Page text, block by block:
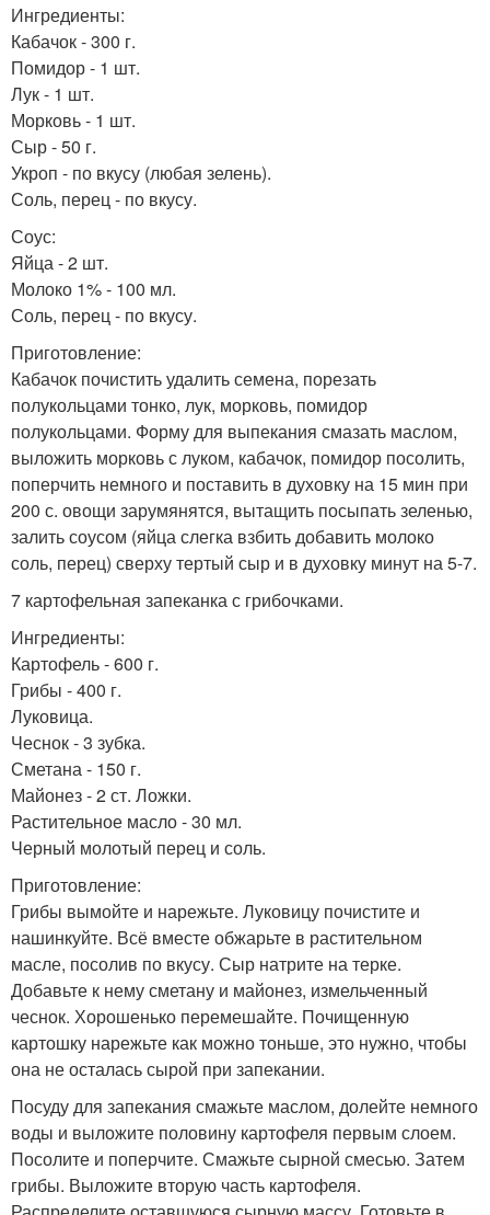
Ингредиенты:
Кабачок - 300 г.
Помидор - 1 шт.
Лук - 1 шт.
Морковь - 1 шт.
Сыр - 50 г.
Укроп - по вкусу (любая зелень).
Соль, перец - по вкусу.
Соус:
Яйца - 2 шт.
Молоко 1% - 100 мл.
Соль, перец - по вкусу.
Приготовление:
Кабачок почистить удалить семена, порезать
полукольцами тонко, лук, морковь, помидор
полукольцами. Форму для выпекания смазать маслом,
выложить морковь с луком, кабачок, помидор посолить,
поперчить немного и поставить в духовку на 15 мин при
200 с. овощи зарумянятся, вытащить посыпать зеленью,
залить соусом (яйца слегка взбить добавить молоко
соль, перец) сверху тертый сыр и в духовку минут на 5-7.
7 картофельная запеканка с грибочками.
Ингредиенты:
Картофель - 600 г.
Грибы - 400 г.
Луковица.
Чеснок - 3 зубка.
Сметана - 150 г.
Майонез - 2 ст. Ложки.
Растительное масло - 30 мл.
Черный молотый перец и соль.
Приготовление:
Грибы вымойте и нарежьте. Луковицу почистите и
нашинкуйте. Всё вместе обжарьте в растительном
масле, посолив по вкусу. Сыр натрите на терке.
Добавьте к нему сметану и майонез, измельченный
чеснок. Хорошенько перемешайте. Почищенную
картошку нарежьте как можно тоньше, это нужно, чтобы
она не осталась сырой при запекании.
Посуду для запекания смажьте маслом, долейте немного
воды и выложите половину картофеля первым слоем.
Посолите и поперчите. Смажьте сырной смесью. Затем
грибы. Выложите вторую часть картофеля.